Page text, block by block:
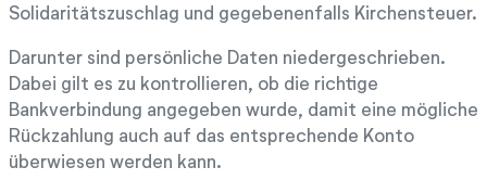
Solidaritätszuschlag und gegebenenfalls Kirchensteuer.
Darunter sind persönliche Daten niedergeschrieben.
Dabei gilt es zu kontrollieren, ob die richtige
Bankverbindung angegeben wurde, damit eine mögliche
Rückzahlung auch auf das entsprechende Konto
überwiesen werden kann.